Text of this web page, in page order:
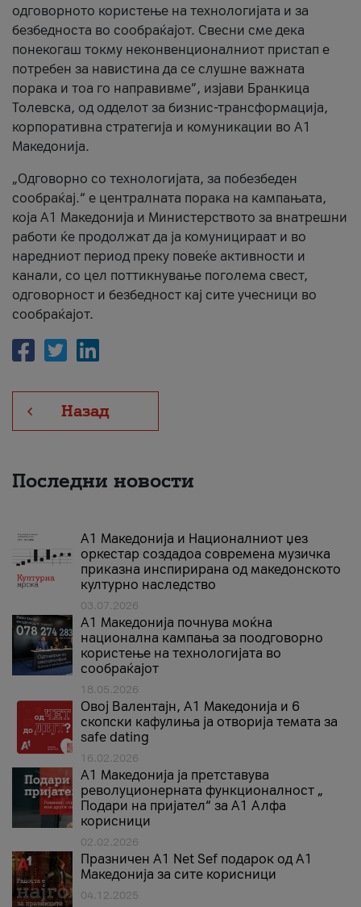
одговорното користење на технологијата и за
безбедноста во сообраќајот. Свесни сме дека
понекогаш токму неконвенционалниот пристап е
потребен за навистина да се слушне важната
порака и тоа го направивме”, изјави Бранкица
Толевска, од одделот за бизнис-трансформација,
корпоративна стратегија и комуникации во А1
Македонија.
„Одговорно со технологијата, за побезбеден
сообраќај.“ е централната порака на кампањата,
која A1 Македонија и Министерството за внатрешни
работи ќе продолжат да ја комуницираат и во
наредниот период преку повеќе активности и
канали, со цел поттикнување поголема свест,
одговорност и безбедност кај сите учесници во
сообраќајот.
Назад
Последни новости
А1 Македонија и Националниот џез
оркестар создадоа современа музичка
приказна инспирирана од македонското
културно наследство
03.07.2026
A1 Македонија почнува моќна
национална кампања за поодговорно
користење на технологијата во
сообраќајот
18.05.2026
Овој Валентајн, A1 Македонија и 6
скопски кафулиња ја отворија темата за
safe dating
16.02.2026
А1 Македонија ја претставува
револуционерната функционалност „
Подари на пријател“ за А1 Алфа
корисници
02.02.2026
Празничен A1 Net Sеf подарок од А1
Македонија за сите корисници
04.12.2025